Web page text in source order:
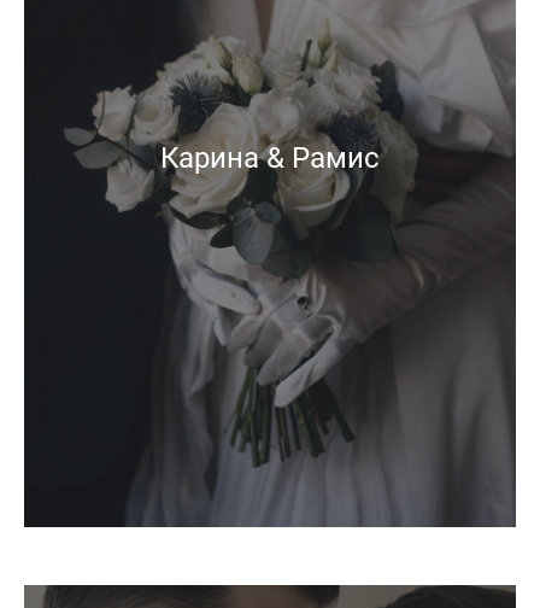
Карина & Рамис